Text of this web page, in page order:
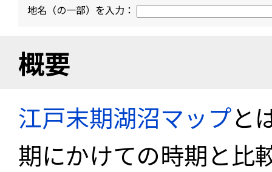
地名（の一部）を入力：
概要
江戸末期湖沼マップと
期にかけての時期と比